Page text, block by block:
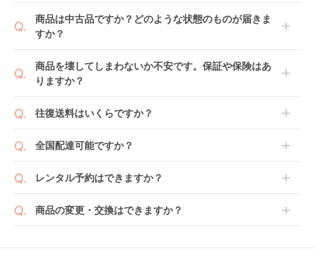
ラクーナ クッション
(aprica) A型ベビーカ
ー
レンタル
タ AT A型ベビーカー
コンビ(Combi)
レンタル
日までに配送業者（佐川急便）に商品の引渡しとなり
ます。
間の利用が可能です。
例えば4ヶ月の場合、3ヶ月レンタル＋1ヶ月延長とし
の上で、早期にご返却ください。
商品は中古品ですか？どのような状態のものが届きま
すか？
のもございます。
新品商品はメーカーから仕入れた状態のものをお送り
走行テストを行う場合がございます。
となる場合がございます。その際、メーカーの都合に
場合や、在庫切れによりご注文をキャンセルさせてい
い。
※万が一キャンセルとなった場合には、代金は全額ご
商品を壊してしまわないか不安です。保証や保険はあ
りますか？
おります。
ョンをご購入ください。
詳しくはこちらをご確認ください。
往復送料はいくらですか？
へ入れ、カートページから住所を入力すると送料が確
全国配達可能ですか？
※空港への配達はご対応できかねますのであらかじめ
レンタル予約はできますか？
可能ですので、商品のご注文時にご希望のお日にちに
商品の変更・交換はできますか？